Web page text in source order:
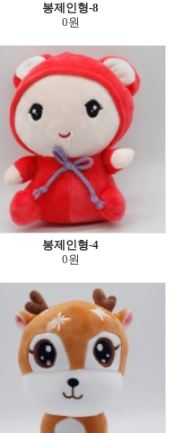
봉제인형-8
0원
봉제인형-4
0원